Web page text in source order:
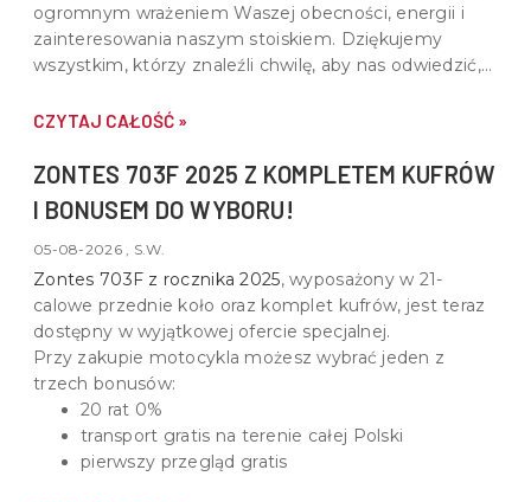
ogromnym wrażeniem Waszej obecności, energii i
zainteresowania naszym stoiskiem. Dziękujemy
wszystkim, którzy znaleźli chwilę, aby nas odwiedzić,
do motoryzacji.
CZYTAJ CAŁOŚĆ »
ZONTES 703F 2025 Z KOMPLETEM KUFRÓW
I BONUSEM DO WYBORU!
05-08-2026 , S.W.
Zontes 703F z rocznika 2025, wyposażony w 21-
calowe przednie koło oraz komplet kufrów, jest teraz
dostępny w wyjątkowej ofercie specjalnej.
Przy zakupie motocykla możesz wybrać jeden z
trzech bonusów:
20 rat 0%
transport gratis na terenie całej Polski
pierwszy przegląd gratis